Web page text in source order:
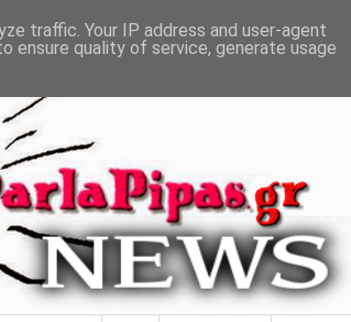
traffic. Your IP address and user-agent
ensure quality of service, generate usage